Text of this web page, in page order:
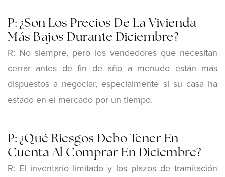
P: ¿Son Los Precios De La Vivienda
Más Bajos Durante Diciembre?
R: No siempre, pero los vendedores que necesitan
cerrar antes de fin de año a menudo están más
dispuestos a negociar, especialmente si su casa ha
estado en el mercado por un tiempo.
P: ¿Qué Riesgos Debo Tener En
Cuenta Al Comprar En Diciembre?
R: El inventario limitado y los plazos de tramitación